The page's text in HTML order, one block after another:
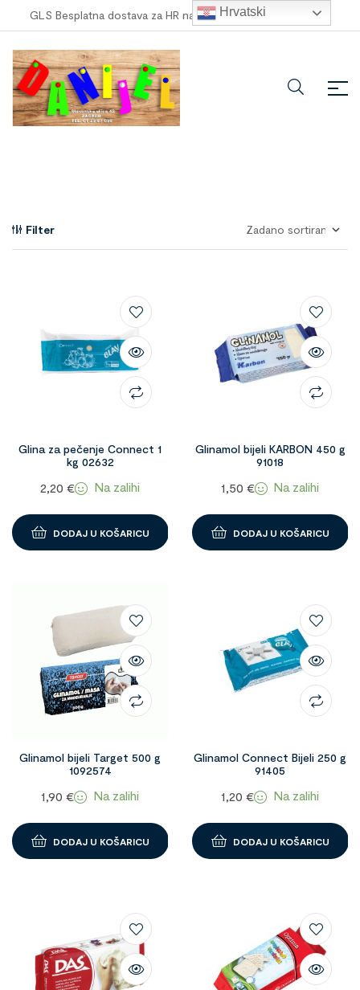
GLS Besplatna dostava za HR narudžbe veće od 100,00 €
Filter
Glina za pečenje Connect 1
kg 02632
2,20€ Na zalihi
DODAJ U KOŠARICU
Glinamol bijeli KARBON 450 g
91018
1,50 € Na zalihi
DODAJ U KOŠARICU
Glinamol bijeli Target 500 g
1092574
1,90€ Na zalihi
DODAJ U KOŠARICU
Glinamol Connect Bijeli 250 g
91405
1,20€ Na zalihi
DODAJ U KOŠARICU
Hrvatski